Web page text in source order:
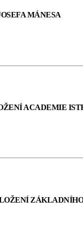
MÁNESA
ACADEMIE